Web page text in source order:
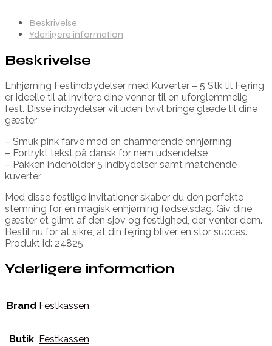
Beskrivelse
Yderligere information
Beskrivelse
Enhjørning Festindbydelser med Kuverter – 5 Stk til Fejring
er ideelle til at invitere dine venner til en uforglemmelig
fest. Disse indbydelser vil uden tvivl bringe glæde til dine
gæster
– Smuk pink farve med en charmerende enhjørning
– Fortrykt tekst på dansk for nem udsendelse
– Pakken indeholder 5 indbydelser samt matchende
kuverter
Med disse festlige invitationer skaber du den perfekte
stemning for en magisk enhjørning fødselsdag. Giv dine
gæster et glimt af den sjov og festlighed, der venter dem.
Bestil nu for at sikre, at din fejring bliver en stor succes.
Produkt id: 24825
Yderligere information
Brand Festkassen
Butik Festkassen